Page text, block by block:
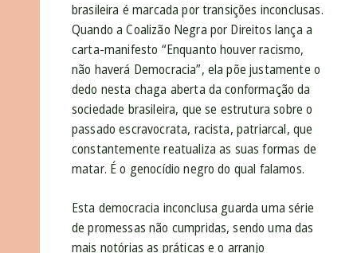
brasileira é marcada por transições inconclusas.
Quando a Coalizão Negra por Direitos lança a
carta-manifesto “Enquanto houver racismo,
não haverá Democracia”, ela põe justamente o
dedo nesta chaga aberta da conformação da
sociedade brasileira, que se estrutura sobre o
passado escravocrata, racista, patriarcal, que
constantemente reatualiza as suas formas de
matar. É o genocídio negro do qual falamos.
Esta democracia inconclusa guarda uma série
de promessas não cumpridas, sendo uma das
mais notórias as práticas e o arranjo